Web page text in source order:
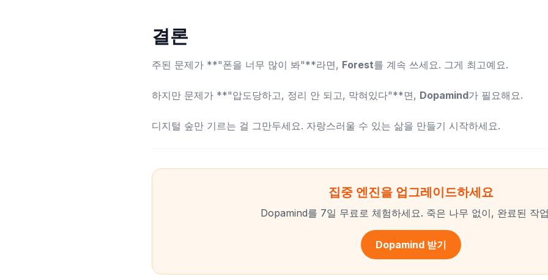
결론
주된 문제가 **"폰을 너무 많이 봐"**라면, Forest를 계속 쓰세요. 그게 최고예요.
하지만 문제가 **"압도당하고, 정리 안 되고, 막혀있다"**면, Dopamind가 필요해요.
디지털 숲만 기르는 걸 그만두세요. 자랑스러울 수 있는 삶을 만들기 시작하세요.
집중 엔진을 업그레이드하세요
Dopamind를 7일 무료로 체험하세요. 죽은 나무 없이, 완료된 작
Dopamind 받기